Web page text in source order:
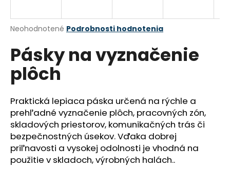
Priemerné
produktu
je
5
hviezdičiek.
Neohodnotené Podrobnosti hodnotenia
Pásky na vyznačenie
plôch
Praktická lepiaca páska určená na rýchle a
prehľadné vyznačenie plôch, pracovných zón,
skladových priestorov, komunikačných trás či
bezpečnostných úsekov. Vďaka dobrej
priľnavosti a vysokej odolnosti je vhodná na
použitie v skladoch, výrobných halách..
j
ť
?
HĽADAŤ
O